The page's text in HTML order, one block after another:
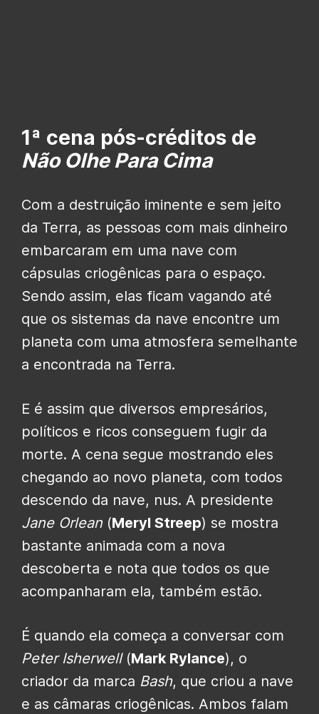
1ª cena pós-créditos de
Não Olhe Para Cima
Com a destruição iminente e sem jeito
da Terra, as pessoas com mais dinheiro
embarcaram em uma nave com
cápsulas criogênicas para o espaço.
Sendo assim, elas ficam vagando até
que os sistemas da nave encontre um
planeta com uma atmosfera semelhante
a encontrada na Terra.
E é assim que diversos empresários,
políticos e ricos conseguem fugir da
morte. A cena segue mostrando eles
chegando ao novo planeta, com todos
descendo da nave, nus. A presidente
Jane Orlean (Meryl Streep) se mostra
bastante animada com a nova
descoberta e nota que todos os que
acompanharam ela, também estão.
É quando ela começa a conversar com
Peter Isherwell(Mark Rylance), o
criador da marca Bash, que criou a nave
e as câmaras criogênicas. Ambos falam